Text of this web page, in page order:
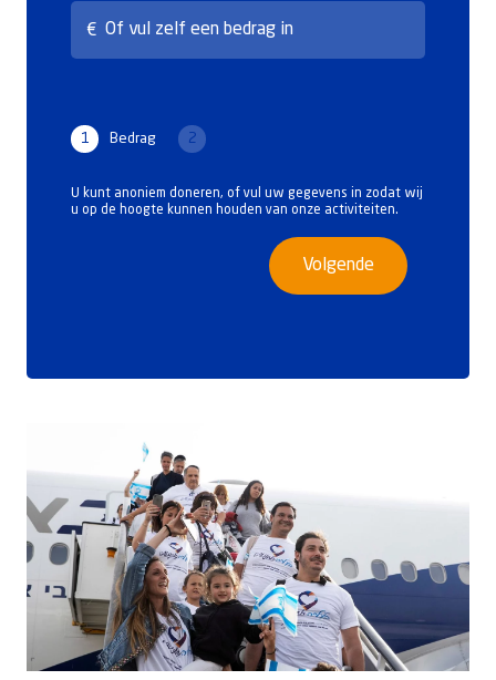
1 Bedrag 2
U kunt anoniem doneren, of vul uw gegevens in zodat wij
u op de hoogte kunnen houden van onze activiteiten.
Volgende